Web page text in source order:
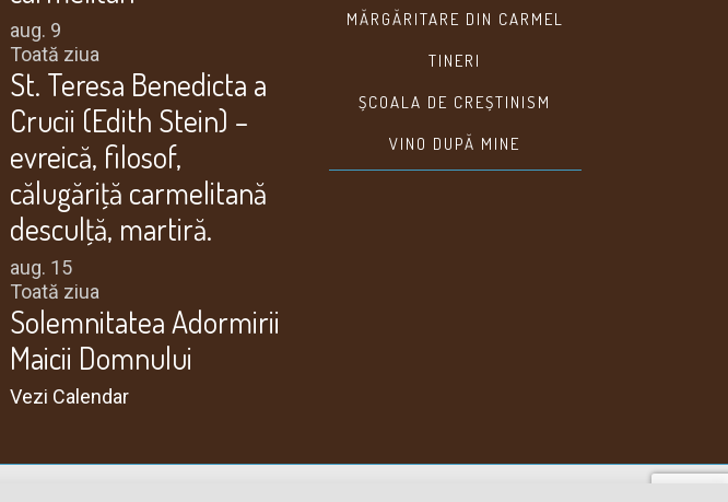
aug. 9
Toată ziua
St. Teresa Benedicta a
Crucii (Edith Stein) –
evreică, filosof,
călugăriţă carmelitană
desculţă, martiră.
aug. 15
Toată ziua
Solemnitatea Adormirii
Maicii Domnului
Vezi Calendar
MĂRGĂRITARE DIN CARMEL
TINERI
ȘCOALA DE CREȘTINISM
VINO DUPĂ MINE